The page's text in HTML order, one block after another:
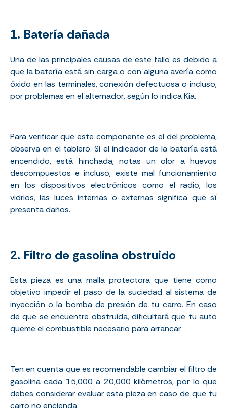
1. Batería dañada
Una de las principales causas de este fallo es debido a
que la batería está sin carga o con alguna avería como
óxido en las terminales, conexión defectuosa o incluso,
por problemas en el alternador, según lo indicaKia.
Para verificar que este componente es el del problema,
observa en el tablero. Si el indicador de la batería está
encendido, está hinchada, notas un olor a huevos
descompuestos e incluso, existe mal funcionamiento
en los dispositivos electrónicos como el radio, los
vidrios, las luces internas o externas significa que sí
presenta daños.
2. Filtro de gasolina obstruido
Esta pieza es una malla protectora que tiene como
objetivo impedir el paso de la suciedad al sistema de
inyección o la bomba de presión de tu carro. En caso
de que se encuentre obstruida, dificultará que tu auto
queme el combustible necesario para arrancar.
Ten en cuenta que es recomendable cambiar el filtro de
gasolina cada 15,000 a 20,000 kilómetros, por lo que
debes considerar evaluar esta pieza en caso de que tu
carro no encienda.